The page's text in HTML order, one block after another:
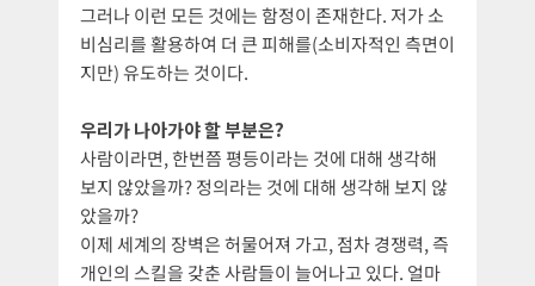
그러나 이런 모든 것에는 함정이 존재한다. 저가 소
비심리를 활용하여 더 큰 피해를(소비자적인 측면이
지만) 유도하는 것이다.
우리가 나아가야 할 부분은?
사람이라면, 한번쯤 평등이라는 것에 대해 생각해
보지 않았을까? 정의라는 것에 대해 생각해 보지 않
았을까?
이제 세계의 장벽은 허물어져 가고, 점차 경쟁력, 즉
개인의 스킬을 갖춘 사람들이 늘어나고 있다. 얼마